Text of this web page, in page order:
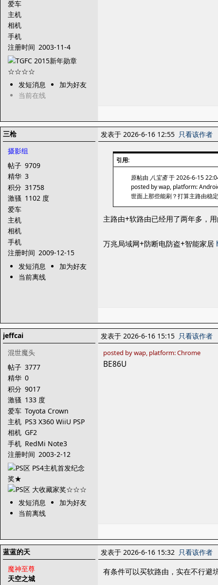
爱车
主机
相机
手机
注册时间 2003-11-4
发短消息
加为好友
当前在线
三枪
摄影组
帖子 9709
精华 3
积分 31758
激骚 1102 度
爱车
主机
相机
手机
注册时间 2009-12-15
发短消息
加为好友
当前离线
发表于 2026-6-16 12:55 只看该作者
引用:
原帖由 八宝斋于 2026-6-15
posted by wap, platform:
世面上那些能刷？打算主路由稳
主路由+软路由已经用了两年多，
万兆局域网+防断电防盗+智能家居
jeffcai
混世魔头
帖子 3777
精华 0
积分 9017
激骚 133 度
爱车 Toyota Crown
主机 PS3 X360 WiiU PSP
3DS PSV PS4 X1
相机 GF2
手机 RedMi Note3
注册时间 2003-2-12
发短消息
加为好友
当前离线
发表于 2026-6-16 15:15 只看该作者
posted by wap, platform: Chrome
BE86U
蓝蓝的天
魔神至尊
天空之城
发表于 2026-6-16 15:32 只看该作者
有条件可以买软路由，实在不行